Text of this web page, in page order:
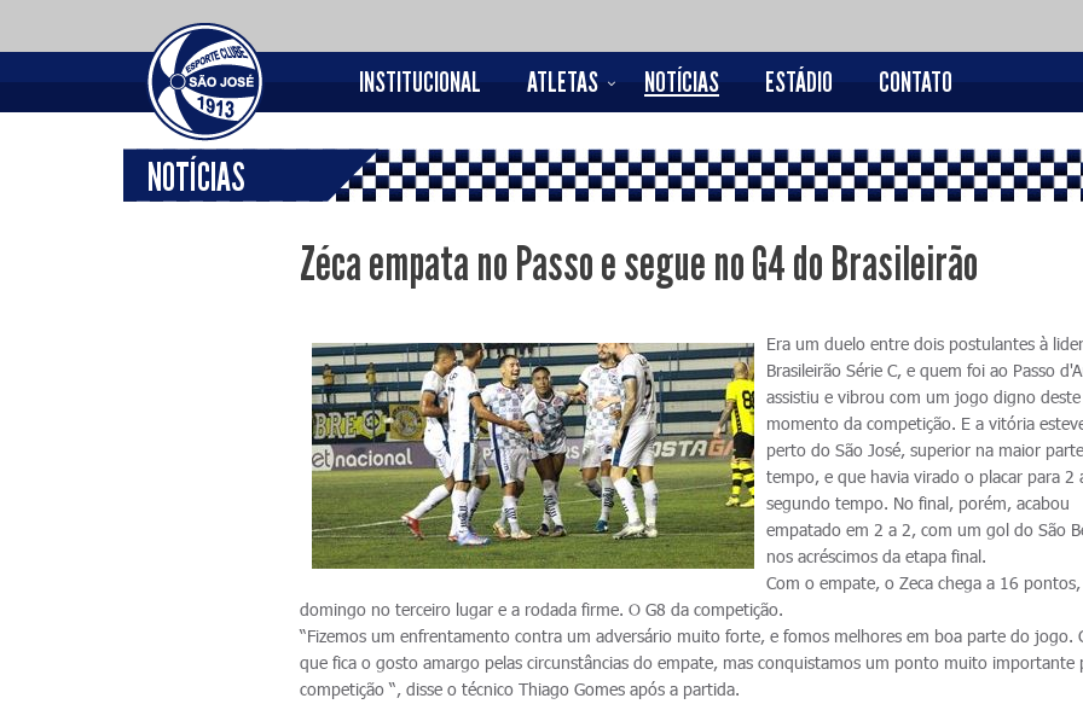
INSTITUCIONAL ATLETAS NOTÍCIAS ESTÁDIO CONTATO
NOTÍCIAS
Zéca empata no Passo e segue no G4 do Brasileirão
Era um duelo entre dois postulantes à
Brasileirão Série C, e quem foi ao Passo
assistiu e vibrou com um jogo digno deste
momento da competição. E a vitória
perto do São José, superior na maior
tempo, e que havia virado o placar para 2
segundo tempo. No final, porém, acabou
empatado em 2 a 2, com um gol do São
nos acréscimos da etapa final.
Com o empate, o Zeca chega a 16
domingo no terceiro lugar e a rodada firme. O G8 da competição.
“Fizemos um enfrentamento contra um adversário muito forte, e fomos melhores em boa parte do jogo.
que fica o gosto amargo pelas circunstâncias do empate, mas conquistamos um ponto muito importante
competição “, disse o técnico Thiago Gomes após a partida.